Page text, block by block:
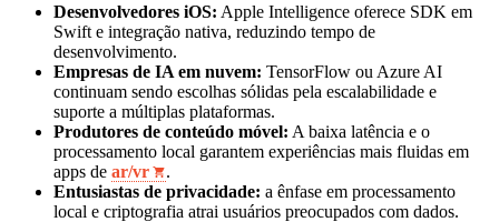
Desenvolvedores iOS: Apple Intelligence oferece SDK em
Swift e integração nativa, reduzindo tempo de
desenvolvimento.
Empresas de IA em nuvem: TensorFlow ou Azure AI
continuam sendo escolhas sólidas pela escalabilidade e
suporte a múltiplas plataformas.
Produtores de conteúdo móvel: A baixa latência e o
processamento local garantem experiências mais fluidas em
apps de ar/vr
.
Entusiastas de privacidade: a ênfase em processamento
local e criptografia atrai usuários preocupados com dados.